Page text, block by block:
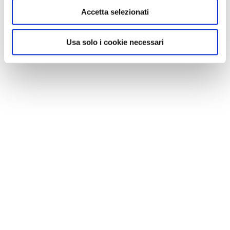
Accetta selezionati
Usa solo i cookie necessari